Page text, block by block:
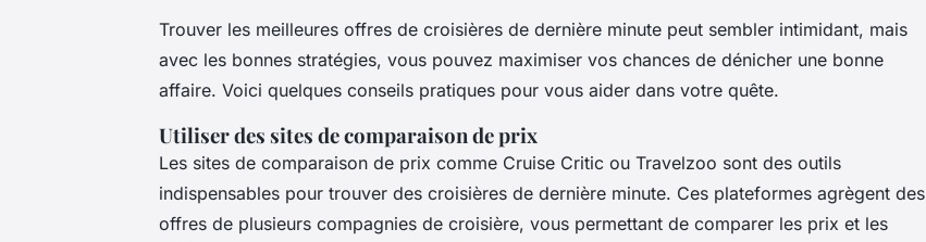
Trouver les meilleures offres de croisières de dernière minute peut sembler intimidant, mais
avec les bonnes stratégies, vous pouvez maximiser vos chances de dénicher une bonne
affaire. Voici quelques conseils pratiques pour vous aider dans votre quête.
Utiliser des sites de comparaison de prix
Les sites de comparaison de prix comme Cruise Critic ou Travelzoo sont des outils
indispensables pour trouver des croisières de dernière minute. Ces plateformes agrègent des
offres de plusieurs compagnies de croisière, vous permettant de comparer les prix et les